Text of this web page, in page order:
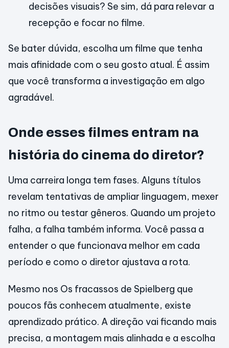
decisões visuais? Se sim, dá para relevar a
recepção e focar no filme.
Se bater dúvida, escolha um filme que tenha
mais afinidade com o seu gosto atual. É assim
que você transforma a investigação em algo
agradável.
Onde esses filmes entram na
história do cinema do diretor?
Uma carreira longa tem fases. Alguns títulos
revelam tentativas de ampliar linguagem, mexer
no ritmo ou testar gêneros. Quando um projeto
falha, a falha também informa. Você passa a
entender o que funcionava melhor em cada
período e como o diretor ajustava a rota.
Mesmo nos Os fracassos de Spielberg que
poucos fãs conhecem atualmente, existe
aprendizado prático. A direção vai ficando mais
precisa, a montagem mais alinhada e a escolha